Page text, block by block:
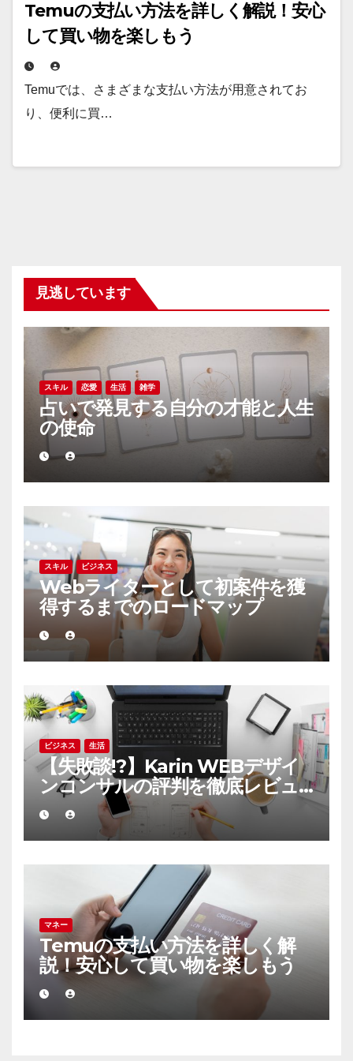
Temuの支払い方法を詳しく解説！安心
して買い物を楽しもう
Temuでは、さまざまな支払い方法が用意されてお
り、便利に買…
見逃しています
スキル 恋愛 生活 雑学
占いで発見する自分の才能と人生
の使命
スキル ビジネス
Webライターとして初案件を獲
得するまでのロードマップ
ビジネス 生活
【失敗談!?】Karin WEBデザイ
ンコンサルの評判を徹底レビュ
ー！
マネー
Temuの支払い方法を詳しく解
説！安心して買い物を楽しもう